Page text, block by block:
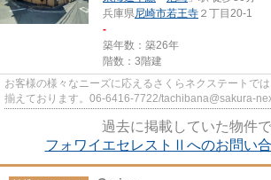
兵庫県尼崎市若王寺 ２丁目20-1
-
築年数：築26年
階数：3階建
お客様の様々なニーズに応えるさくらネクステートで
揃えております。06-6416-7722/tachibana@sakura-
過去に掲載していた物件で
フォワイエセレストⅡへのお問い